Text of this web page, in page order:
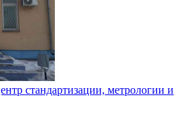
стандартизации, метрологии и